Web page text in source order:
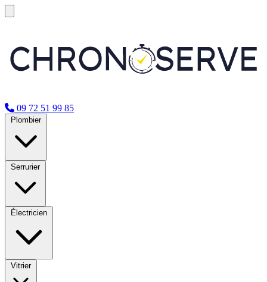
09 72 51 99 85
Plombier
Serrurier
Électricien
Vitrier